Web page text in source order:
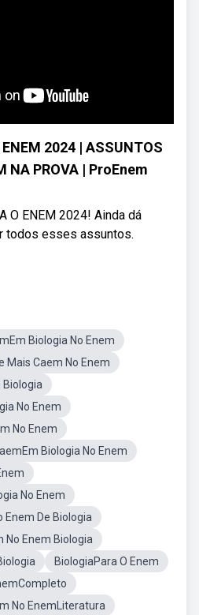
ENEM 2024 | ASSUNTOS
NA PROVA | ProEnem
O ENEM 2024! Ainda dá
todos esses assuntos.
Biologia No Enem
Mais Caem No Enem
Biologia
No Enem
No Enem
Biologia No Enem
No Enem
Enem De Biologia
No Enem Biologia
BiologiaPara O Enem
No EnemLiteratura